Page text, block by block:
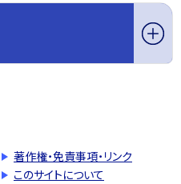
著作権・免責事項・リンク
このサイトについて